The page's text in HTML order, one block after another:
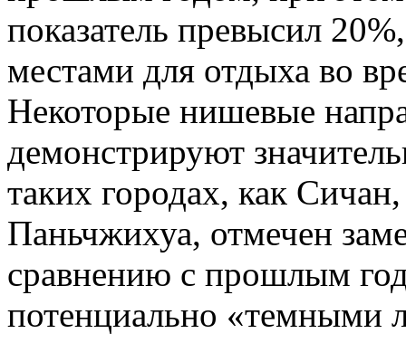
показатель превысил
местами для отдыха во
Некоторые нишевые
демонстрируют
таких городах, как
Паньчжихуа, отмечен
сравнению с прошлым
потенциально «темными